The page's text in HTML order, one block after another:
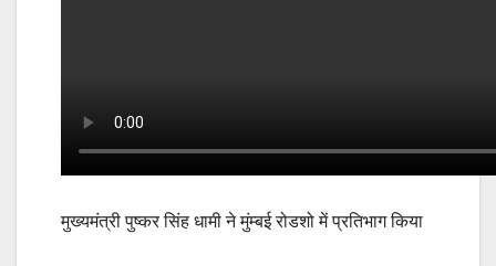
मुख्यमंत्री पुष्कर सिंह धामी ने मुंम्बई रोडशो में प्रतिभाग किया